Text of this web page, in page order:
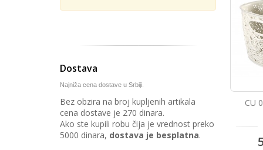
CU
Dostava
Najniža cena dostave u Srbiji.
Bez obzira na broj kupljenih artikala
cena dostave je 270 dinara.
Ako ste kupili robu čija je vrednost preko
5000 dinara, dostava je besplatna.